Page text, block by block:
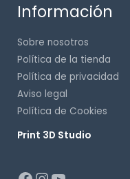
Información
Sobre nosotros
Política de la tienda
Política de privacidad
Aviso legal
Política de Cookies
Print 3D Studio